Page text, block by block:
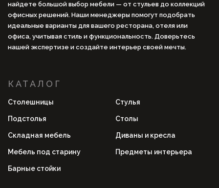
найдете большой выбор мебели — от стульев до коллекций
офисных решений. Наши менеджеры помогут подобрать
идеальные варианты для вашего ресторана, отеля или
офиса, учитывая стиль и функциональность. Доверьтесь
нашей экспертизе и создайте интерьер своей мечты.
КАТАЛОГ
Столешницы Стулья
Подстолья Столы
Складная мебель Диваны и кресла
Мебель под старину Предметы интерьера
Барные стойки